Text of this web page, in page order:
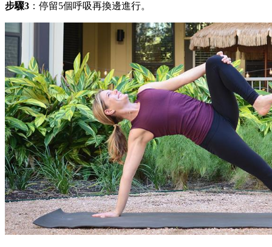
步驟3 ：停留5個呼吸再換邊進行。